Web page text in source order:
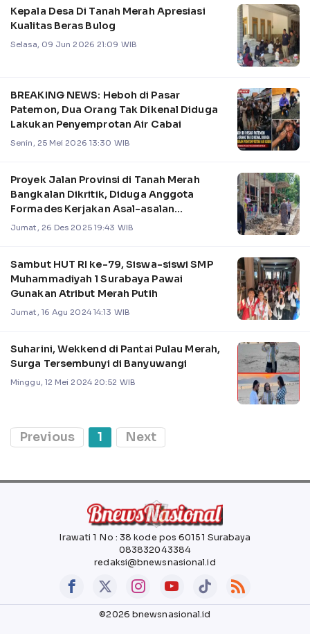
Kepala Desa Di Tanah Merah Apresiasi
Kualitas Beras Bulog
Selasa, 09 Jun 2026 21:09 WIB
BREAKING NEWS: Heboh di Pasar
Patemon, Dua Orang Tak Dikenal Diduga
Lakukan Penyemprotan Air Cabai
Senin, 25 Mei 2026 13:30 WIB
Proyek Jalan Provinsi di Tanah Merah
Bangkalan Dikritik, Diduga Anggota
Formades Kerjakan Asal-asalan
membahayak Warga
Jumat, 26 Des 2025 19:43 WIB
Sambut HUT RI ke-79, Siswa-siswi SMP
Muhammadiyah 1 Surabaya Pawai
Gunakan Atribut Merah Putih
Jumat, 16 Agu 2024 14:13 WIB
Suharini, Wekkend di Pantai Pulau Merah,
Surga Tersembunyi di Banyuwangi
Minggu, 12 Mei 2024 20:52 WIB
Previous 1 Next
Irawati 1 No : 38 kode pos 60151 Surabaya
083832043384
redaksi@bnewsnasional.id
©2026 bnewsnasional.id